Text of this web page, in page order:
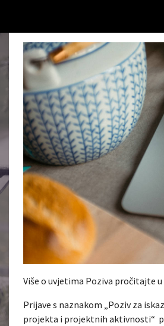
Više o uvjetima Poziva pročitajte
Prijave s naznakom „Poziv za
projekta i projektnih aktivnosti“